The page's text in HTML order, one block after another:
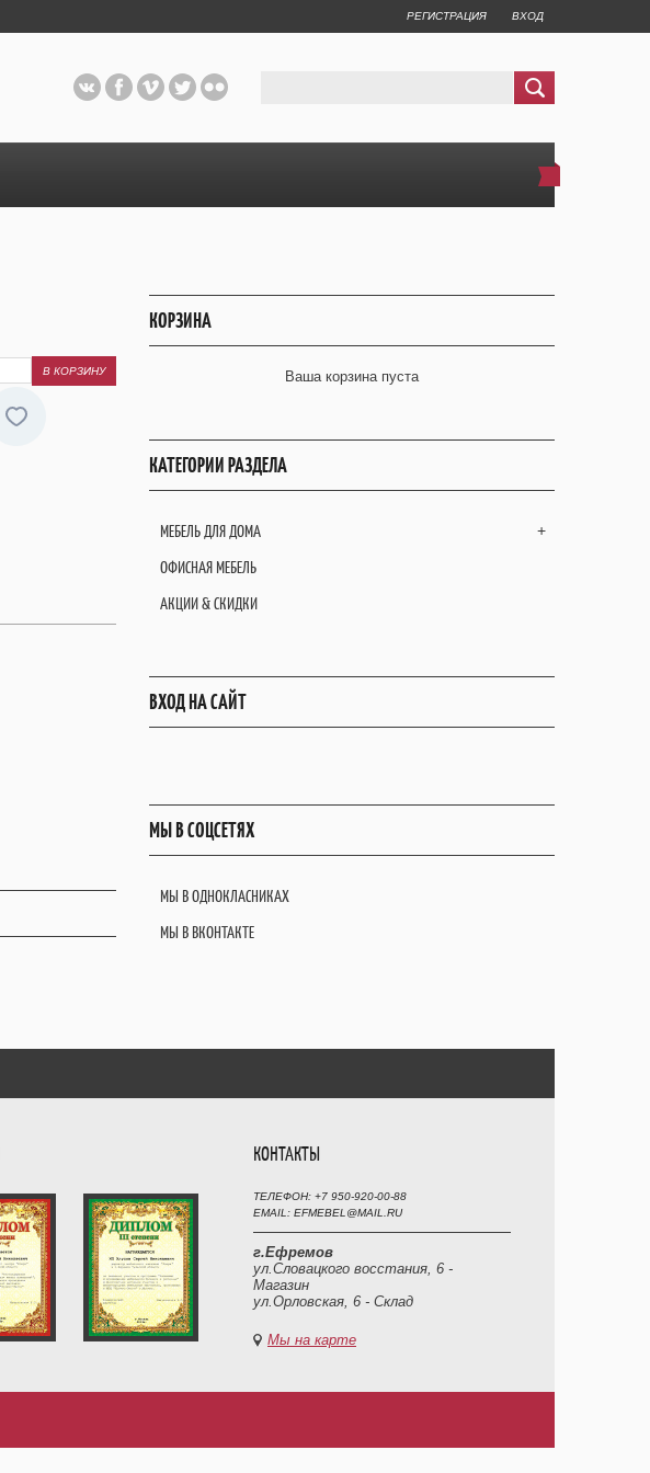
РЕГИСТРАЦИЯ ВХОД
КОРЗИНА
Ваша корзина пуста
КАТЕГОРИИ РАЗДЕЛА
+
МЕБЕЛЬ ДЛЯ ДОМА
ОФИСНАЯ МЕБЕЛЬ
АКЦИИ & СКИДКИ
ВХОД НА САЙТ
МЫ В СОЦСЕТЯХ
МЫ В ОДНОКЛАСНИКАХ
МЫ В ВКОНТАКТЕ
КОНТАКТЫ
ТЕЛЕФОН: +7 950-920-00-88
EMAIL: EFMEBEL@MAIL.RU
г.Ефремов
ул.Словацкого восстания, 6 -
Магазин
ул.Орловская, 6 - Склад
Мы на карте